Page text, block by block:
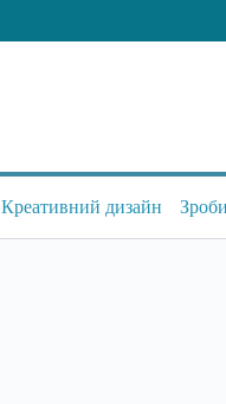
Креативний дизайн